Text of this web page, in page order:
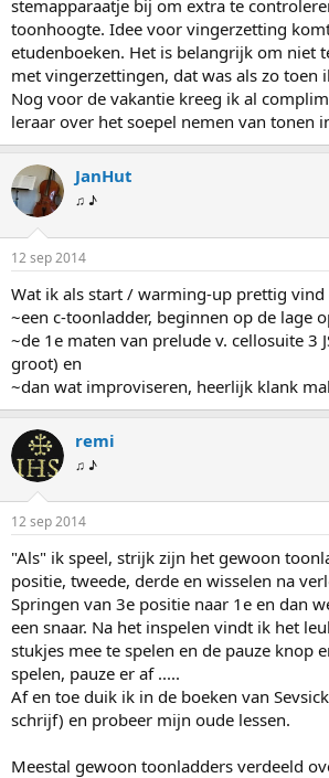
stemapparaatje bij om extra te
toonhoogte. Idee voor vingerzetting
etudenboeken. Het is belangrijk om niet
met vingerzettingen, dat was als zo toen
Nog voor de vakantie kreeg ik al
leraar over het soepel nemen van tonen
JanHut
♫ ♪
12 sep 2014
Wat ik als start / warming-up prettig vind
~een c-toonladder, beginnen op de lage
~de 1e maten van prelude v. cellosuite 3
groot) en
~dan wat improviseren, heerlijk klank
remi
♫ ♪
12 sep 2014
"Als" ik speel, strijk zijn het gewoon
positie, tweede, derde en wisselen na
Springen van 3e positie naar 1e en dan
een snaar. Na het inspelen vindt ik het
stukjes mee te spelen en de pauze knop
spelen, pauze er af .....
Af en toe duik ik in de boeken van
schrijf) en probeer mijn oude lessen.
Meestal gewoon toonladders verdeeld